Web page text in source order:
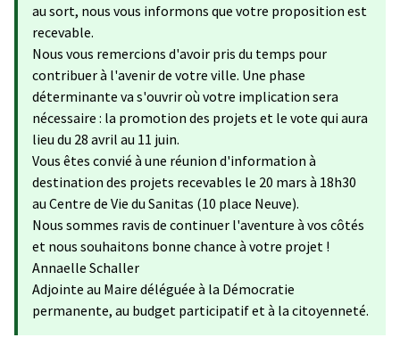
au sort, nous vous informons que votre proposition est
recevable.
Nous vous remercions d'avoir pris du temps pour
contribuer à l'avenir de votre ville. Une phase
déterminante va s'ouvrir où votre implication sera
nécessaire : la promotion des projets et le vote qui aura
lieu du 28 avril au 11 juin.
Vous êtes convié à une réunion d'information à
destination des projets recevables le 20 mars à 18h30
au Centre de Vie du Sanitas (10 place Neuve).
Nous sommes ravis de continuer l'aventure à vos côtés
et nous souhaitons bonne chance à votre projet !
Annaelle Schaller
Adjointe au Maire déléguée à la Démocratie
permanente, au budget participatif et à la citoyenneté.